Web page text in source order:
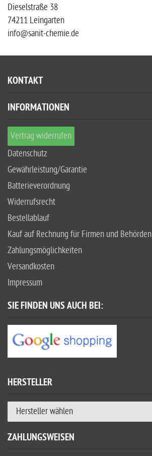
Dieselstraße 38
74211 Leingarten
info@sanit-chemie.de
KONTAKT
INFORMATIONEN
Vertrag widerrufen
Datenschutz
Gewährleistung/Garantie
Batterieverordnung
Widerrufsrecht
Bestellablauf
Kauf auf Rechnung für Firmen und Behörden
Zahlungsmöglichkeiten
Versandkosten
Impressum
SIE FINDEN UNS AUCH BEI:
HERSTELLER
Hersteller wählen
ZAHLUNGSWEISEN